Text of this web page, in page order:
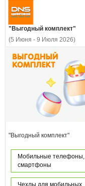
"Выгодный комплект"
(5 Июня - 9 Июля 2026)
"Выгодный комплект"
Мобильные телефоны,
смартфоны
Чехлы для мобильных